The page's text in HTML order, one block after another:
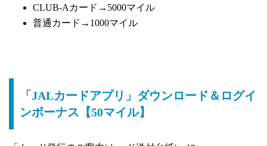
CLUB-Aカード→5000マイル
普通カード→1000マイル
「JALカードアプリ」ダウンロード＆ログイ
ンボーナス【50マイル】